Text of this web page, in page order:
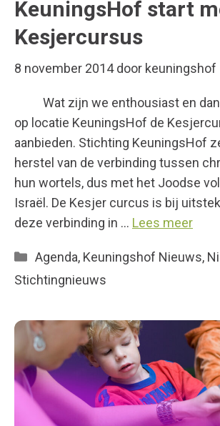
KeuningsHof start
Kesjercursus
8 november 2014 door keuningshof
Wat zijn we enthousiast en
op locatie KeuningsHof de
aanbieden. Stichting KeuningsHof
herstel van de verbinding tussen
hun wortels, dus met het Joodse
Israël. De Kesjer curcus is bij
deze verbinding in … Lees meer
Categorieën
Agenda, Keuningshof Nieuws,
Stichtingnieuws